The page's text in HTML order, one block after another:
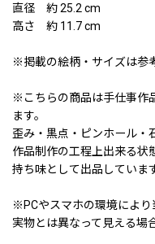
直径 約 25.2 cm
高さ 約 11.7 cm
※掲載の絵柄・サイズは参
※こちらの商品は手仕事作
ます。
歪み・黒点・ピンホール・
作品制作の工程上出来る状
持ち味として出品していま
※PCやスマホの環境によ
実物とは異なって見える場